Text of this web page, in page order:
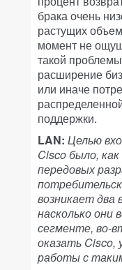
брака очень
растущих
момент не
такой
расширение
или иначе
поддержки.
LAN: Целью
Cisco было,
передовых
возникает два
насколько они
сегменте, во-
оказать
работы с